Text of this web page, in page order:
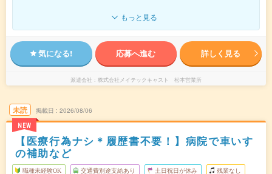
もっと見る
気になる! 応募へ進む 詳しく見る
派遣会社 株式会社メイテックキャスト 松本営業所
未読
NEW
掲載日 2026/08/06
【医療行為ナシ＊履歴書不要！】病院で車いす
の補助など
職種未経験OK 交通費別途支給あり 土日祝日が休み 残業なし